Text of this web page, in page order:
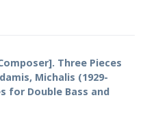
Three Pieces
Michalis (1929-
for Double Bass and